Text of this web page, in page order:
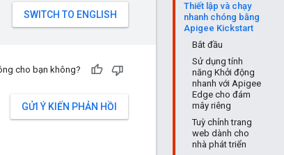
Thiết lập và chạy
nhanh chóng bằng
Apigee Kickstart
Bắt đầu
Sử dụng tính
năng Khởi động
nhanh với Apigee
Edge cho đám
mây riêng
Tuỳ chỉnh trang
web dành cho
nhà phát triển
cho bạn không?
GỬI Ý KIẾN PHẢN HỒI